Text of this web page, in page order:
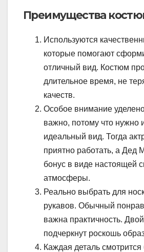
Преимущества
Используются
которые помогают
отличный вид. Костюм
длительное время, не
качеств.
Особое внимание
важно, потому что нужно
идеальный вид. Тогда
приятно работать, а Дед
бонус в виде настоящей
атмосферы.
Реально выбрать для
рукавов. Обычный
важна практичность.
подчеркнут роскошь
Каждая деталь смотрится